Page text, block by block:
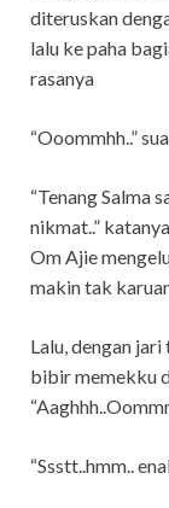
diteruskan
lalu ke paha
rasanya
“Ooommhh..”
“Tenang Salma
nikmat..”
Om Ajie
makin tak
Lalu, dengan
bibir memekku
“Ssstt..hmm..